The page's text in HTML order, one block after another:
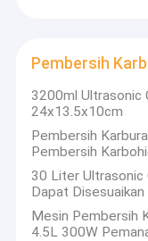
Pembersih
3200ml Ultrasonic
24x13.5x10cm
Pembersih
Pembersih
30 Liter Ultrasonic
Dapat Disesuaikan
Mesin Pembersih
4.5L 300W